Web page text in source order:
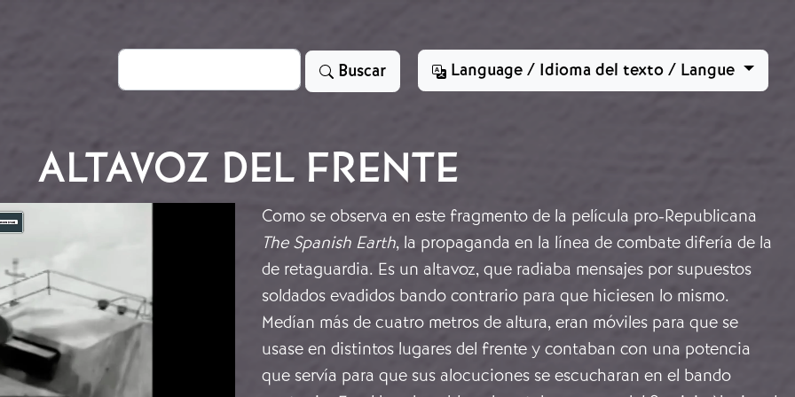
Search Buscar Language / Idioma del texto / Langue
ALTAVOZ DEL FRENTE
Como se observa en este fragmento de la película pro-Republicana
The Spanish Earth, la propaganda en la línea de combate difería de la
de retaguardia. Es un altavoz, que radiaba mensajes por supuestos
soldados evadidos bando contrario para que hiciesen lo mismo.
Medían más de cuatro metros de altura, eran móviles para que se
usase en distintos lugares del frente y contaban con una potencia
que servía para que sus alocuciones se escucharan en el bando